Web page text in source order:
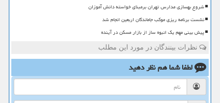
شروع بهسازی مدارس تهران برمبنای خواسته دانش آموزان
نشست برنامه ریزی موکب جاماندگان اربعین انجام شد
پیش بینی مهم یک انبوه ساز از بازار مسکن در آینده
نظرات بینندگان در مورد این مطلب
لطفا شما همنظر دهید